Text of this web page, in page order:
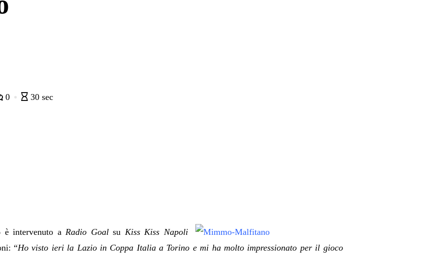
0
30 sec
è intervenuto a Radio Goalsu Kiss Kiss Napoli
“Ho visto ieri la Lazio in Coppa Italia a Torino e mi ha molto impressionato per il gioco